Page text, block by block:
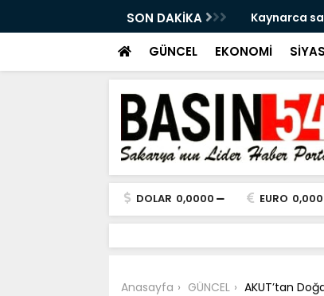
SON DAKİKA
Tersine Dönecek: Pazar Sağanak Var Kaynarca
GÜNCEL EKONOMİ
DOLAR 0,0000 EURO
Anasayfa GÜNCEL AKUT’tan